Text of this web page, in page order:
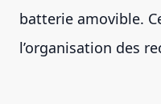
batterie amovible.
l’organisation des